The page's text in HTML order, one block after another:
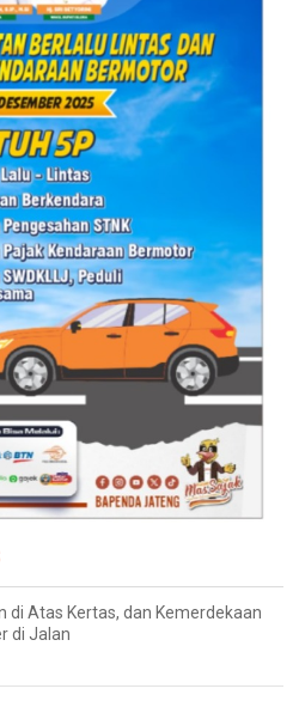
di Atas Kertas, dan Kemerdekaan
di Jalan